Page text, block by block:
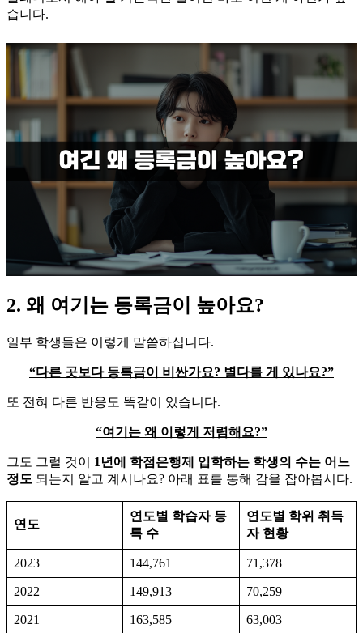
습니다.
2. 왜 여기는 등록금이 높아요?
일부 학생들은 이렇게 말씀하십니다.
“다른 곳보다 등록금이 비싼가요? 별다를 게 있나요?”
​또 전혀 다른 반응도 똑같이 있습니다.
“여기는 왜 이렇게 저렴해요?”
​그도 그럴 것이 1년에 학점은행제 입학하는 학생의 수는 어느
정도 되는지 알고 계시나요? 아래 표를 통해 감을 잡아봅시다.
연도
연도별 학습자 등
록 수
연도별 학위 취득
자 현황
2023 144,761 71,378
2022 149,913 70,259
2021 163,585
63,003